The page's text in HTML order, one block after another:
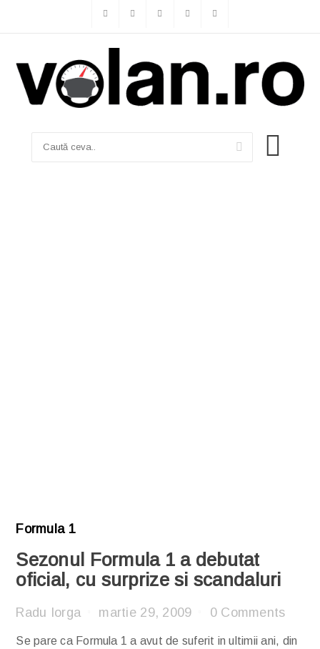
Formula 1
Sezonul Formula 1 a debutat
oficial, cu surprize si scandaluri
Radu Iorga martie 29, 2009 0 Comments
Se pare ca Formula 1 a avut de suferit in ultimii ani, din